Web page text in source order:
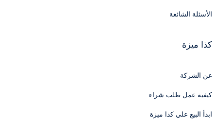
الأسئلة الشائعة
كذا ميزة
عن الشركة
كيفية عمل طلب شراء
ابدأ البيع علي كذا ميزة